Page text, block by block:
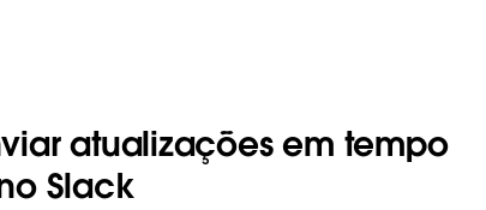
atualizações em tempo
Slack